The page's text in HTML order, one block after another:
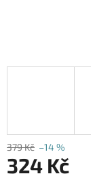
379 Kč –14 %
324 Kč